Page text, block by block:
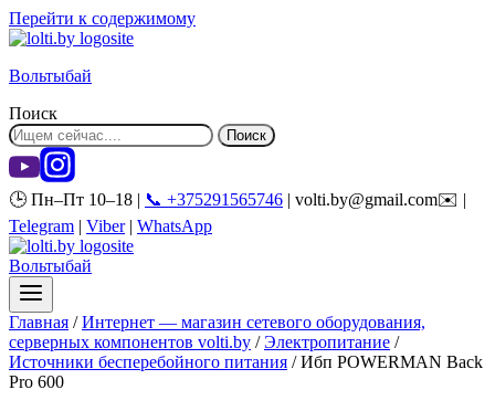
Перейти к содержимому
Вольтыбай
Поиск
Поиск
🕒 Пн–Пт 10–18 | 📞 +375291565746 | volti.by@gmail.com✉️ |
Telegram | Viber| WhatsApp
Вольтыбай
Главная / Интернет — магазин сетевого оборудования,
серверных компонентов volti.by / Электропитание /
Источники бесперебойного питания / Ибп POWERMAN Back
Pro 600